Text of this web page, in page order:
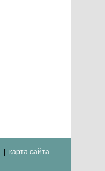
карта сайта